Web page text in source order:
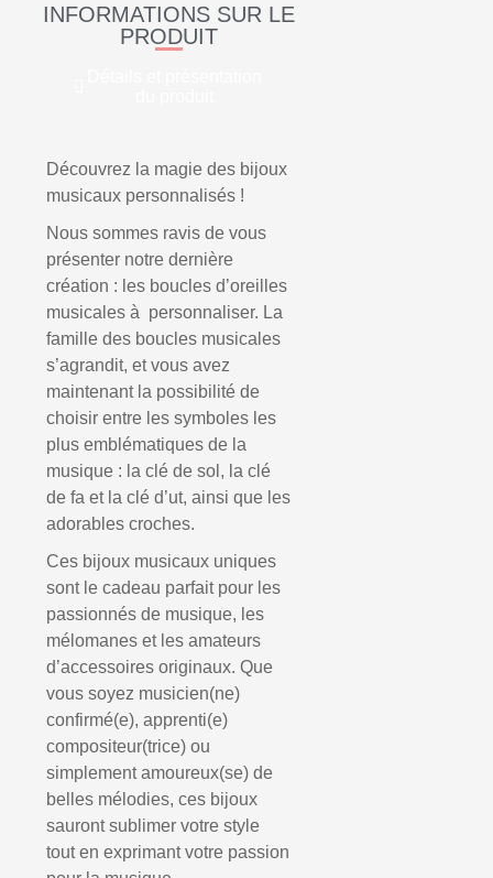
INFORMATIONS SUR LE
PRODUIT
Découvrez la magie des bijoux
musicaux personnalisés !
Nous sommes ravis de vous
présenter notre dernière
création : les boucles d’oreilles
musicales à personnaliser. La
famille des boucles musicales
s’agrandit, et vous avez
maintenant la possibilité de
choisir entre les symboles les
plus emblématiques de la
musique : la clé de sol, la clé
de fa et la clé d’ut, ainsi que les
adorables croches.
Ces bijoux musicaux uniques
sont le cadeau parfait pour les
passionnés de musique, les
mélomanes et les amateurs
d’accessoires originaux. Que
vous soyez musicien(ne)
confirmé(e), apprenti(e)
compositeur(trice) ou
simplement amoureux(se) de
belles mélodies, ces bijoux
sauront sublimer votre style
tout en exprimant votre passion